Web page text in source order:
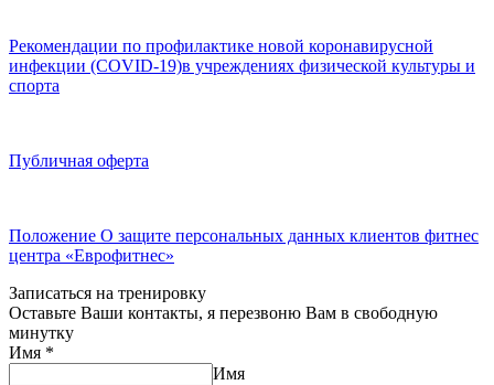
Рекомендации по профилактике новой коронавирусной
инфекции (COVID-19)в учреждениях физической культуры и
спорта
Публичная оферта
Положение О защите персональных данных клиентов фитнес
центра «Еврофитнес»
Записаться на тренировку
Оставьте Ваши контакты, я перезвоню Вам в свободную
минутку
Имя *
Имя